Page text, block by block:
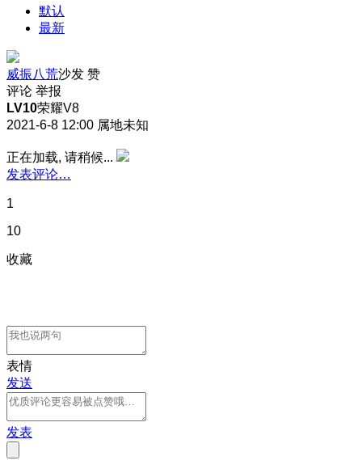
默认
最新
威振八荒沙发 赞
评论 举报
LV10荣耀V8
2021-6-8 12:00 属地未知
正在加载, 请稍候...
发表评论…
1
10
收藏
表情
发送
发表